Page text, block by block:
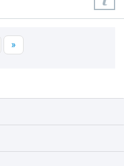
Ravnomjerna distribucija
toplote, ergonomski hvat,
Sigurnost: Bez PFOA, olova i
»